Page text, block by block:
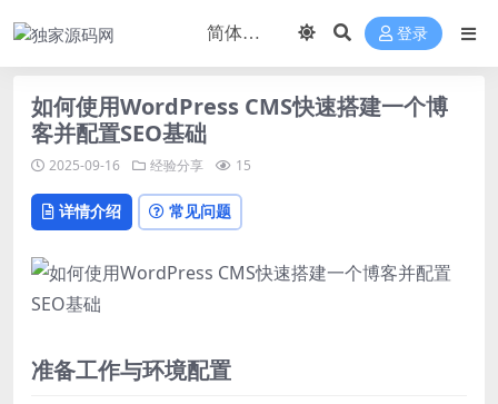
登录
如何使用WordPress CMS快速搭建一个博
客并配置SEO基础
2025-09-16 经验分享 15
详情介绍 常见问题
准备工作与环境配置